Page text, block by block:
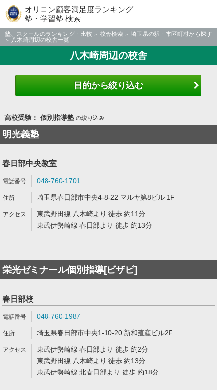
オリコン顧客満足度ランキング
塾・学習塾 検索
塾、スクールのランキング・比較 校舎検索
埼玉県の駅・市区町村から探す
八木崎周辺の校舎一覧
八木崎周辺の校舎
目的から絞り込む
高校受験： 個別指導塾の絞り込み
明光義塾
春日部中央教室
048-760-1701
埼玉県春日部市中央4-8-22 マルヤ第8ビル 1F
東武野田線 八木崎より 徒歩 約11分
東武伊勢崎線 春日部より 徒歩 約13分
栄光ゼミナール個別指導[ビザビ]
春日部校
048-760-1987
埼玉県春日部市中央1-10-20 新和殖産ビル2F
東武伊勢崎線 春日部より 徒歩 約2分
東武野田線 八木崎より 徒歩 約13分
東武伊勢崎線 北春日部より 徒歩 約18分